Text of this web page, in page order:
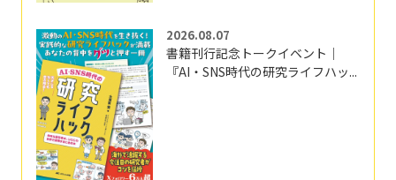
2026.08.07
書籍刊行記念トークイベント｜
『AI・SNS時代の研究ライフハッ...